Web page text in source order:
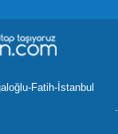
Fatih-İstanbul